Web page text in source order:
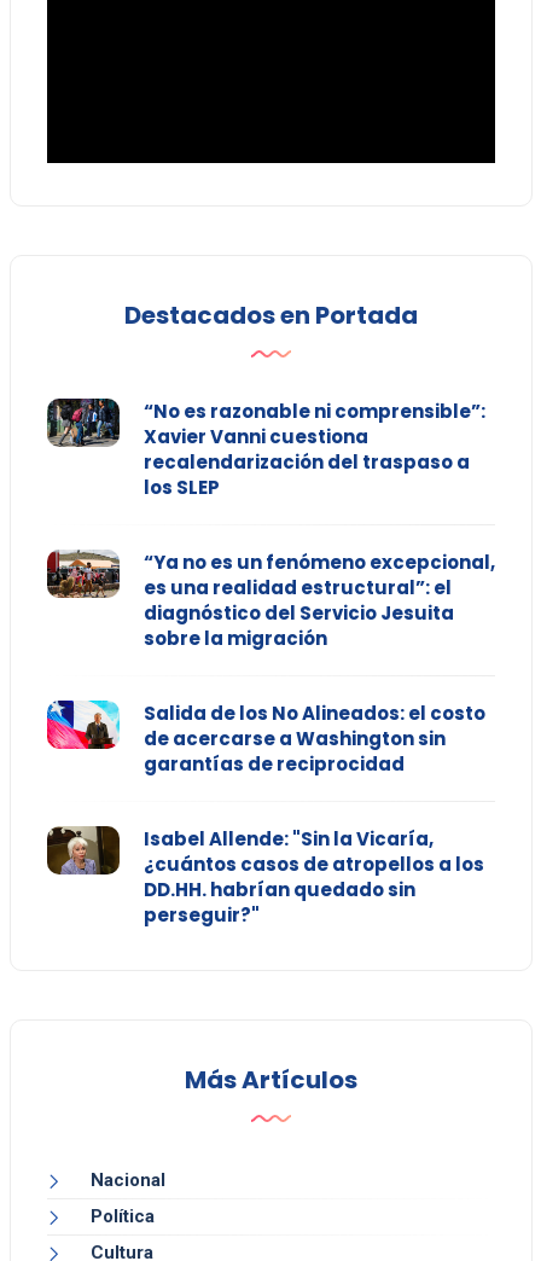
Destacados en Portada
“No es razonable ni comprensible”:
Xavier Vanni cuestiona
recalendarización del traspaso a
los SLEP
“Ya no es un fenómeno excepcional,
es una realidad estructural”: el
diagnóstico del Servicio Jesuita
sobre la migración
Salida de los No Alineados: el costo
de acercarse a Washington sin
garantías de reciprocidad
Isabel Allende: "Sin la Vicaría,
¿cuántos casos de atropellos a los
DD.HH. habrían quedado sin
perseguir?"
Más Artículos
Nacional
Política
Cultura